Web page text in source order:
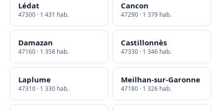
Lédat
47300 · 1 431 hab.
Cancon
47290 · 1 379 hab.
Damazan
47160 · 1 358 hab.
Castillonnès
47330 · 1 346 hab.
Laplume
47310 · 1 330 hab.
Meilhan-sur-Garonne
47180 · 1 326 hab.